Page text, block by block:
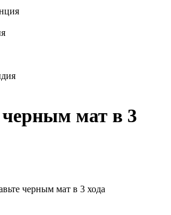
черным мат в 3